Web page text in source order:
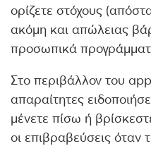
ορίζετε στόχους
ακόμη και απώλειας
προσωπικά
Στο περιβάλλον του
απαραίτητες
μένετε πίσω ή
οι επιβραβεύσεις όταν